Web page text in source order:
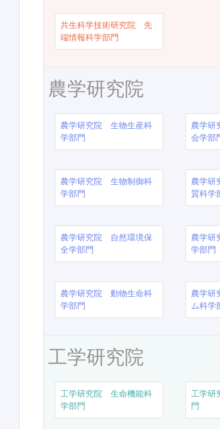
共生科学技術研究院 先
端情報科学部門
農学研究院
農学研究院 生物生産科
学部門
農学
会学部
農学研究院 生物制御科
学部門
農学
質科学
農学研究院 自然環境保
全学部門
農学
学部門
農学研究院 動物生命科
学部門
農学
ム科学
工学研究院
工学研究院 生命機能科
学部門
工学研
門